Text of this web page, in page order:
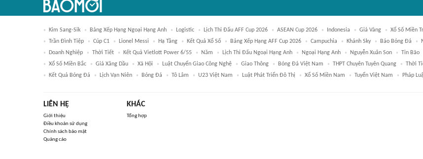
Kim Sang-Sik Bảng Xếp Hạng Ngoại Hạng Anh Logistic Lịch Thi Đấu AFF Cup 2026 ASEAN Cup 2026 Indonesia Giá Vàng Xổ Số Miền
Trần Đình Tiệp
Cúp C1 Lionel Messi Hạ Tầng Kết Quả Xổ Số Bảng Xếp Hạng AFF Cup 2026 Campuchia Khánh Sky Báo Bóng Đá
Doanh Nghiệp
Thời Tiết Kết Quả Vietlott Power 6/55 Năm Lịch Thi Đấu Ngoại Hạng Anh Ngoại Hạng Anh Nguyễn Xuân Son Tin Bão
Xổ Số Miền Bắc
Giá Xăng Dầu Xã Hội Luật Chuyển Giao Công Nghệ Giao Thông Bóng Đá Việt Nam THPT Chuyên Tuyên Quang Thời
Kết Quả Bóng Đá
Lịch Vạn Niên Bóng Đá Tô Lâm U23 Việt Nam Luật Phát Triển Đô Thị Xổ Số Miền Nam Tuyển Việt Nam Pháp
LIÊN HỆ
Giới thiệu
Điều khoản sử dụng
Chính sách bảo mật
Quảng cáo
KHÁC
Tổng hợp